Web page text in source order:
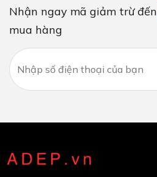
Nhận ngay mã giảm trừ đến
mua hàng